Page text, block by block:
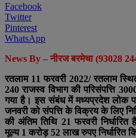
Facebook
Twitter
Pinterest
WhatsApp
News By – नीरज बरमेचा (93028
रतलाम 11 फरवरी 2022/ रतलाम
240 राजस्व विभाग की परिसंपत्ति
गया है। इस संबंध में मध्यप्रदेश लोक
जनवरी को संपत्ति के विक्रय के लिए
की अंतिम तिथि 21 फरवरी निर्धारित
मूल्य 1 करोड़ 52 लाख रुपए निर्धारित